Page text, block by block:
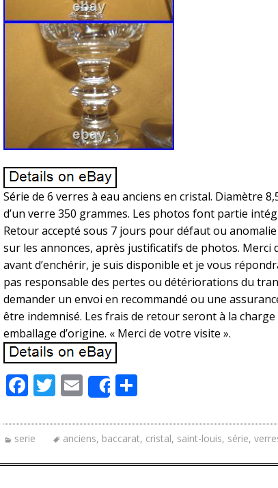
Série de 6 verres à eau anciens en cristal. Diamètre
d’un verre 350 grammes. Les photos font partie
Retour accepté sous 7 jours pour défaut ou
sur les annonces, après justificatifs de photos. Merci
avant d’enchérir, je suis disponible et je vous
pas responsable des pertes ou détériorations du
demander un envoi en recommandé ou une
être indemnisé. Les frais de retour seront à la charge
emballage d’origine. « Merci de votre visite ».
F
e
b
o
T
itt
er
E
m
ai
l
Share
ta
g
er
serie anciens, baccarat, cristal, saint-louis, série,